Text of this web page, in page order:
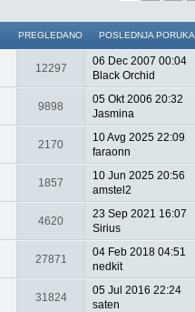
PREGLEDANO POSLEDNJA PORUKA
12297
06 Dec 2007 00:04
Black Orchid
9898
05 Okt 2006 20:32
Jasmina
2170
10 Avg 2025 22:09
faraonn
1857
10 Jun 2025 20:56
amstel2
4620
23 Sep 2021 16:07
Sirius
27871
04 Feb 2018 04:51
nedkit
31824
05 Jul 2016 22:24
saten